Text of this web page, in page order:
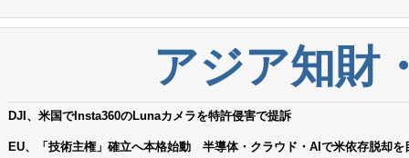
アジア知財
DJI、米国でInsta360のLunaカメラを特許侵害で提訴
EU、「技術主権」確立へ本格始動 半導体・クラウド・AIで米依存脱却を